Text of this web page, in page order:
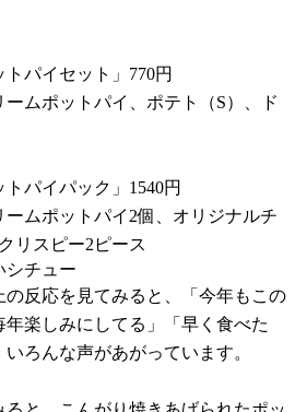
トパイセット」770円
ムポットパイ、ポテト（S）、ド
パイパック」1540円
ムポットパイ2個、オリジナルチ
リスピー2ピース
シチュー
の反応を見てみると、「今年もこの
楽しみにしてる」「早く食べた
ろんな声があがっています。